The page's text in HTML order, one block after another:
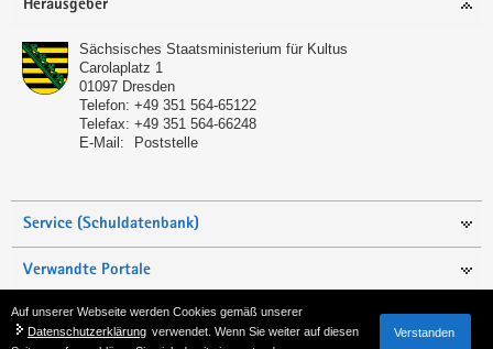
Herausgeber
Sächsisches Staatsministerium für Kultus
Carolaplatz 1
01097 Dresden
Telefon: +49 351 564-65122
Telefax: +49 351 564-66248
E-Mail:
Poststelle
Service (Schuldatenbank)
Verwandte Portale
Seite empfehlen
Auf unserer Webseite werden Cookies gemäß unserer
Datenschutzerklärung verwendet. Wenn Sie weiter auf diesen
Verstanden